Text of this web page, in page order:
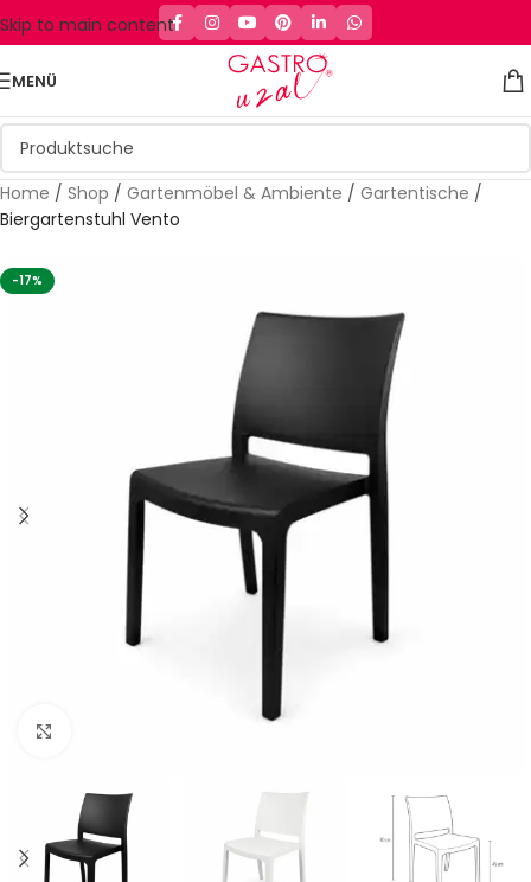
Skip to main content
MENÜ
Home / Shop / Gartenmöbel & Ambiente / Gartentische /
Biergartenstuhl Vento
-17%